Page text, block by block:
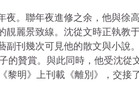
。聯年夜進修之余，他與徐
麗景致線。沈從文時正執教
刊幾次可見他的散文與小說
的贊賞。與此同時，他受沈從
明》上刊載《離別》，交接